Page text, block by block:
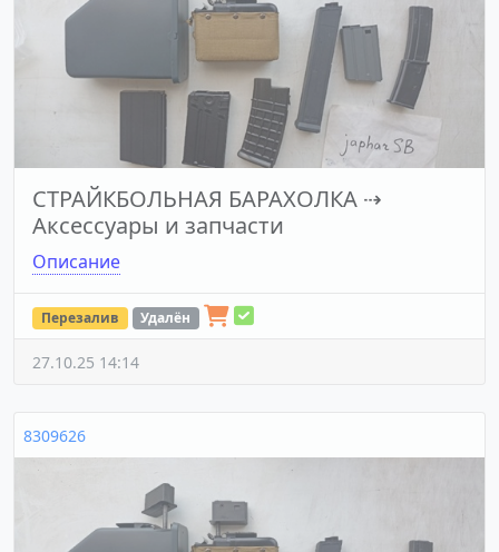
СТРАЙКБОЛЬНАЯ БАРАХОЛКА ⇢
Аксессуары и запчасти
Описание
Перезалив Удалён
27.10.25 14:14
8309626